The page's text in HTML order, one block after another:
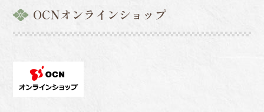
OCNオンラインショップ